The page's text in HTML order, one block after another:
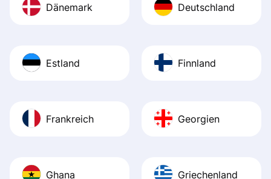
Dänemark Deutschland
Estland Finnland
Frankreich Georgien
Ghana Griechenland